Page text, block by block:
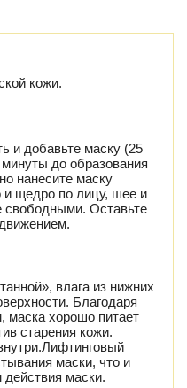
кожи.
и добавьте маску (25
до образования
нанесите маску
и щедро по лицу, шее и
свободными. Оставьте
влага из нижних
Благодаря
маска хорошо питает
старения кожи.
Лифтинговый
маски, что и
маски.